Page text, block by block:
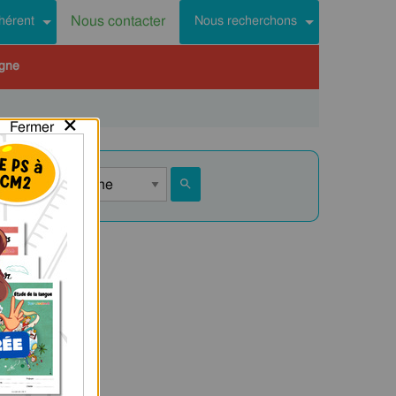
Nous contacter Nous recherchons
Fermer×